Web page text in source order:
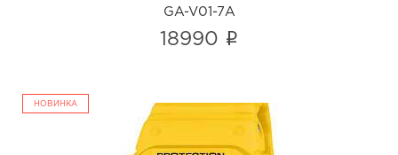
GA-V01-7A
18990 i
НОВИНКА